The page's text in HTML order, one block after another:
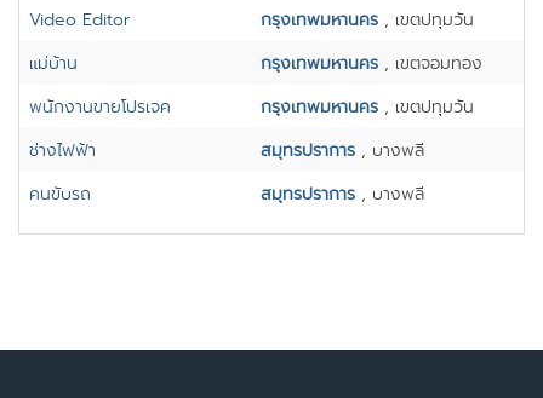
Video Editor
กรุงเทพมหานคร , เขตปทุมวัน
แม่บ้าน
กรุงเทพมหานคร , เขตจอมทอง
พนักงานขายโปรเจค
กรุงเทพมหานคร , เขตปทุมวัน
ช่างไฟฟ้า
สมุทรปราการ , บางพลี
คนขับรถ
สมุทรปราการ , บางพลี